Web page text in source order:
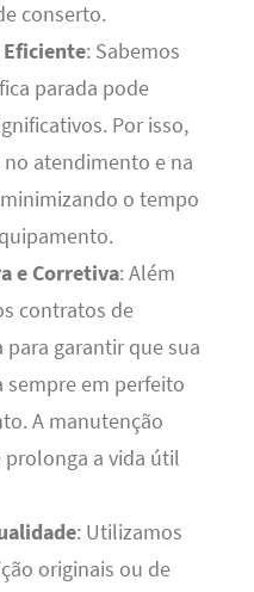
conserto.
: Sabemos
parada pode
Por isso,
atendimento e na
o tempo
e Corretiva: Além
contratos de
garantir que sua
sempre em perfeito
A manutenção
prolonga a vida útil
: Utilizamos
originais ou de